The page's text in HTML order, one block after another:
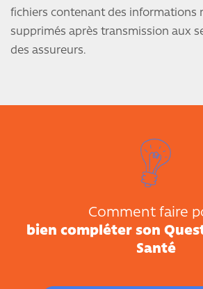
fichiers contenant des informations
supprimés après transmission aux
des assureurs.
Comment faire
bien compléter son
Santé